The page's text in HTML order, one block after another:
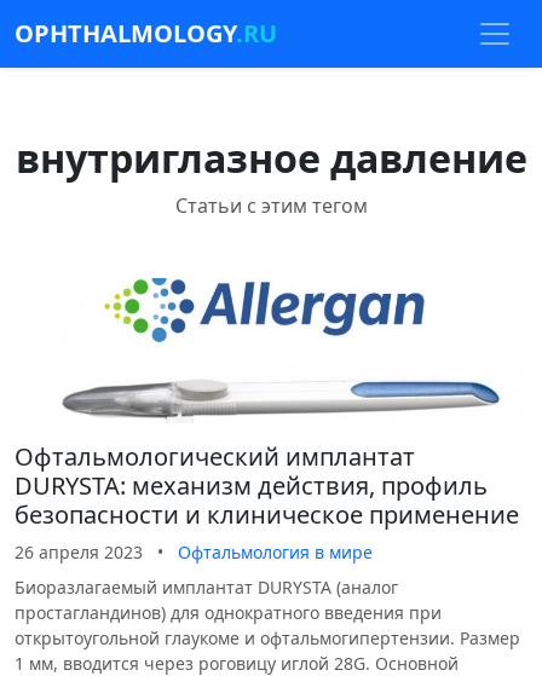
OPHTHALMOLOGY.RU
внутриглазное давление
Статьи с этим тегом
Офтальмологический имплантат
DURYSTA: механизм действия, профиль
безопасности и клиническое применение
26 апреля 2023 •
Офтальмология в мире
Биоразлагаемый имплантат DURYSTA (аналог
простагландинов) для однократного введения при
открытоугольной глаукоме и офтальмогипертензии. Размер
1 мм, вводится через роговицу иглой 28G. Основной